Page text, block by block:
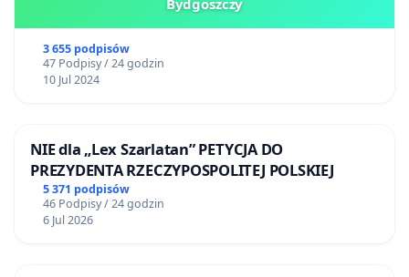
3 655 podpisów
47 Podpisy / 24 godzin
10 Jul 2024
NIE dla „Lex Szarlatan” PETYCJA DO
PREZYDENTA RZECZYPOSPOLITEJ POLSKIEJ
5 371 podpisów
46 Podpisy / 24 godzin
6 Jul 2026